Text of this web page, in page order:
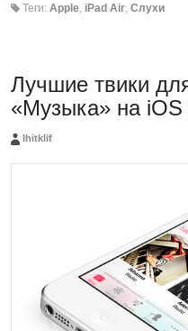
Теги: Apple, iPad Air, Слухи
Лучшие твики
«Музыка» на iOS
Ihitklif